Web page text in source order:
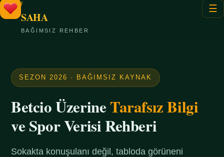
/
SAHA
BAĞIMSIZ REHBER
☰
SEZON 2026 · BAĞIMSIZ KAYNAK
Betcio ÜzerineTarafsız Bilgi
ve Spor Verisi Rehberi
Sokakta konuşulanı değil, tabloda görüneni